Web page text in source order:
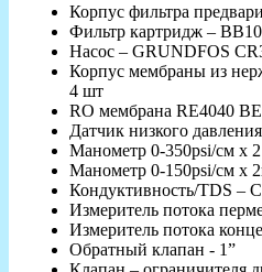
Корпус фильтра
Фильтр картридж –
Насос – GRUNDFOS
Корпус мембраны из
4 шт
RO мембрана RE4040
Датчик низкого
Манометр 0-350psi/см х
Манометр 0-150psi/см х
Кондуктивность/TDS –
Измеритель потока
Измеритель потока
Обратный клапан - 1”